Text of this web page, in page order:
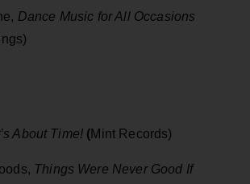
Dance Music for All Occasions
About Time! (Mint Records)
Things Were Never Good If